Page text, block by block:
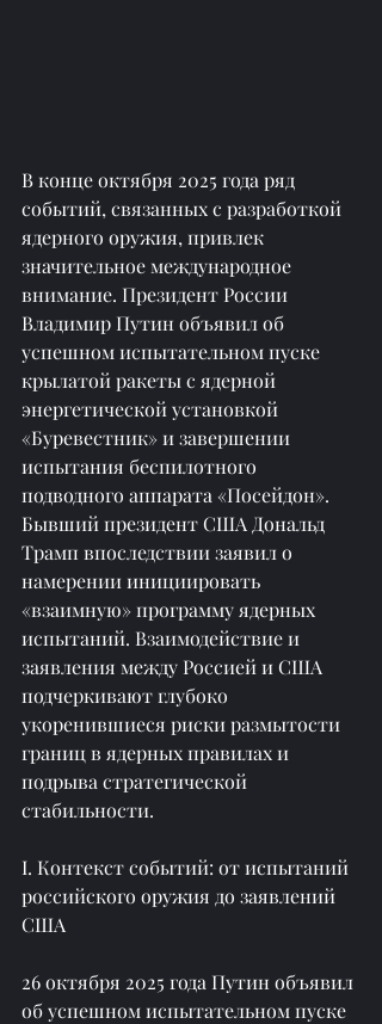
В конце октября 2025 года ряд
событий, связанных с разработкой
ядерного оружия, привлек
значительное международное
внимание. Президент России
Владимир Путин объявил об
успешном испытательном пуске
крылатой ракеты с ядерной
энергетической установкой
«Буревестник» и завершении
испытания беспилотного
подводного аппарата «Посейдон».
Бывший президент США Дональд
Трамп впоследствии заявил о
намерении инициировать
«взаимную» программу ядерных
испытаний. Взаимодействие и
заявления между Россией и США
подчеркивают глубоко
укоренившиеся риски размытости
границ в ядерных правилах и
подрыва стратегической
стабильности.
I. Контекст событий: от испытаний
российского оружия до заявлений
США
26 октября 2025 года Путин объявил
об успешном испытательном пуске